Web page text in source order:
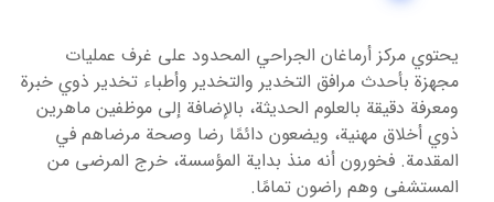
يحتوي مركز أرماغان الجراحي المحدود على غرف عمليات
مجهزة بأحدث مرافق التخدير والتخدير وأطباء تخدير ذوي خبرة
ومعرفة دقيقة بالعلوم الحديثة، بالإضافة إلى موظفين ماهرين
ذوي أخلاق مهنية، ويضعون دائمًا رضا وصحة مرضاهم في
المقدمة. فخورون أنه منذ بداية المؤسسة، خرج المرضى من
المستشفى وهم راضون تمامًا.